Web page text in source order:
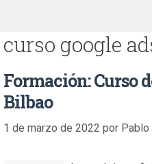
curso google
Formación: Curso
Bilbao
1 de marzo de 2022 por